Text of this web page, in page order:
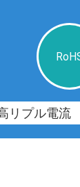
リプル電流